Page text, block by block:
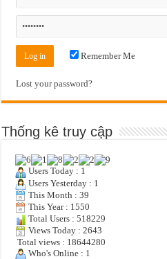
Remember Me
Lost your password?
Thống kê truy cập
Users Today : 1
Users Yesterday : 1
This Month : 39
This Year : 1550
Total Users : 518229
Views Today : 2643
Total views : 18644280
Who's Online : 1